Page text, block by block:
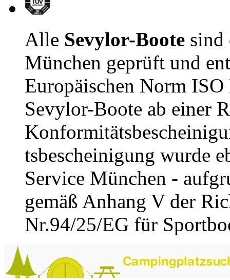
Alle Sevylor-Boote sind
München geprüft und
Europäischen Norm
Sevylor-Boote ab einer
tsbescheinigung wurde
Service München -
gemäß Anhang V der
Nr.94/25/EG für